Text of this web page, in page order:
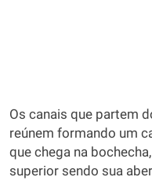
Os canais que partem
reúnem formando um
que chega na
superior sendo sua